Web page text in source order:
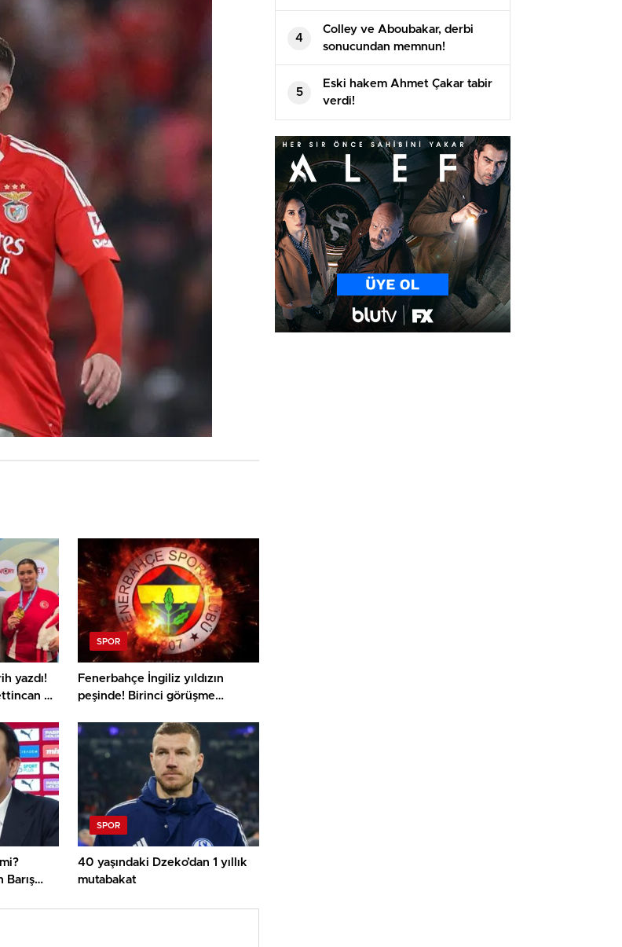
yazdı!
Er
SPOR
Fenerbahçe İngiliz yıldızın
peşinde! Birinci görüşme
Barış
SPOR
40 yaşındaki Dzeko’dan 1 yıllık
mutabakat
4
Colley ve Aboubakar, derbi
sonucundan memnun!
5
Eski hakem Ahmet Çakar tabir
verdi!